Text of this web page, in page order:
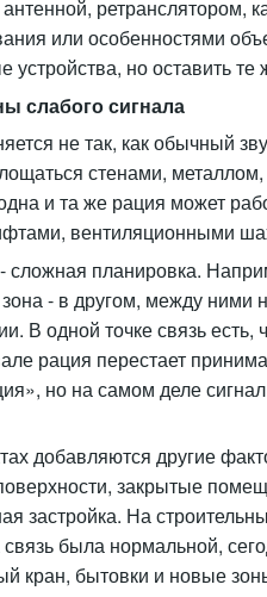
ретранслятором,
или особенностями
устройства, но оставить
слабого сигнала
не так, как обычный
стенами,
и та же рация может
вентиляционными
сложная планировка.
- в другом, между ними
В одной точке связь
рация перестает
но на самом деле
добавляются другие
закрытые
застройка. На
была нормальной,
кран, бытовки и новые